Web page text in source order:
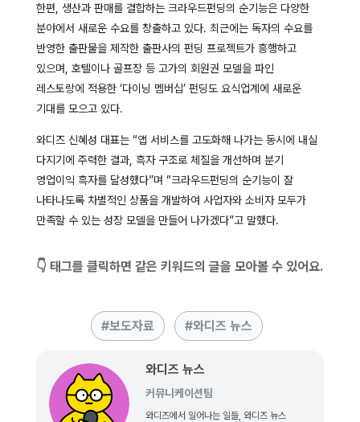
한편, 생산과 판매를 결합하는 크라우드펀딩의 순기능은 다양한
분야에서 새로운 수요를 창출하고 있다. 최근에는 독자의 수요를
반영한 출판물을 제작한 출판사의 펀딩 프로젝트가 흥행하고
있으며, 호텔이나 골프장 등 고가의 회원권 모델을 파인
레스토랑에 적용한 ‘다이닝 멤버십’ 펀딩도 요식업계에 새로운
기대를 모으고 있다.
와디즈 신혜성 대표는 “앱 서비스를 고도화해 나가는 동시에 내실
다지기에 주력한 결과, 흑자 구조로 체질을 개선하며 분기
영업이익 흑자를 달성했다”며 “크라우드펀딩의 순기능이 잘
나타나도록 차별적인 상품을 개발하여 사업자와 소비자 모두가
만족할 수 있는 성장 모델을 만들어 나가겠다”고 말했다.
👇 태그를 클릭하면 같은 키워드의 글을 모아볼 수 있어요.
보도자료 와디즈 뉴스
와디즈 뉴스
커뮤니케이션팀
와디즈에서 일어나는 일들, 와디즈 뉴스